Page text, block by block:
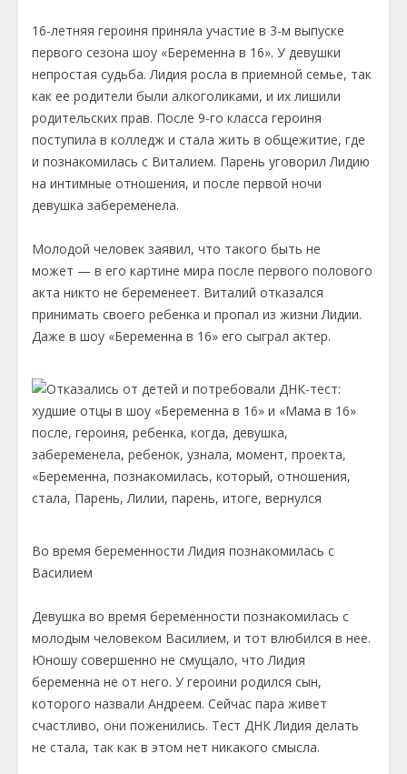
16-летняя героиня приняла участие в 3-м выпуске
первого сезона шоу «Беременна в 16». У девушки
непростая судьба. Лидия росла в приемной семье, так
как ее родители были алкоголиками, и их лишили
родительских прав. После 9-го класса героиня
поступила в колледж и стала жить в общежитие, где
и познакомилась с Виталием. Парень уговорил Лидию
на интимные отношения, и после первой ночи
девушка забеременела.
Молодой человек заявил, что такого быть не
может — в его картине мира после первого полового
акта никто не беременеет. Виталий отказался
принимать своего ребенка и пропал из жизни Лидии.
Даже в шоу «Беременна в 16» его сыграл актер.
Во время беременности Лидия познакомилась с
Василием
Девушка во время беременности познакомилась с
молодым человеком Василием, и тот влюбился в нее.
Юношу совершенно не смущало, что Лидия
беременна не от него. У героини родился сын,
которого назвали Андреем. Сейчас пара живет
счастливо, они поженились. Тест ДНК Лидия делать
не стала, так как в этом нет никакого смысла.